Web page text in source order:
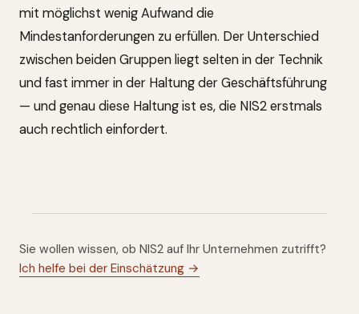
mit möglichst wenig Aufwand die
Mindestanforderungen zu erfüllen. Der Unterschied
zwischen beiden Gruppen liegt selten in der Technik
und fast immer in der Haltung der Geschäftsführung
— und genau diese Haltung ist es, die NIS2 erstmals
auch rechtlich einfordert.
Sie wollen wissen, ob NIS2 auf Ihr Unternehmen zutrifft?
Ich helfe bei der Einschätzung →